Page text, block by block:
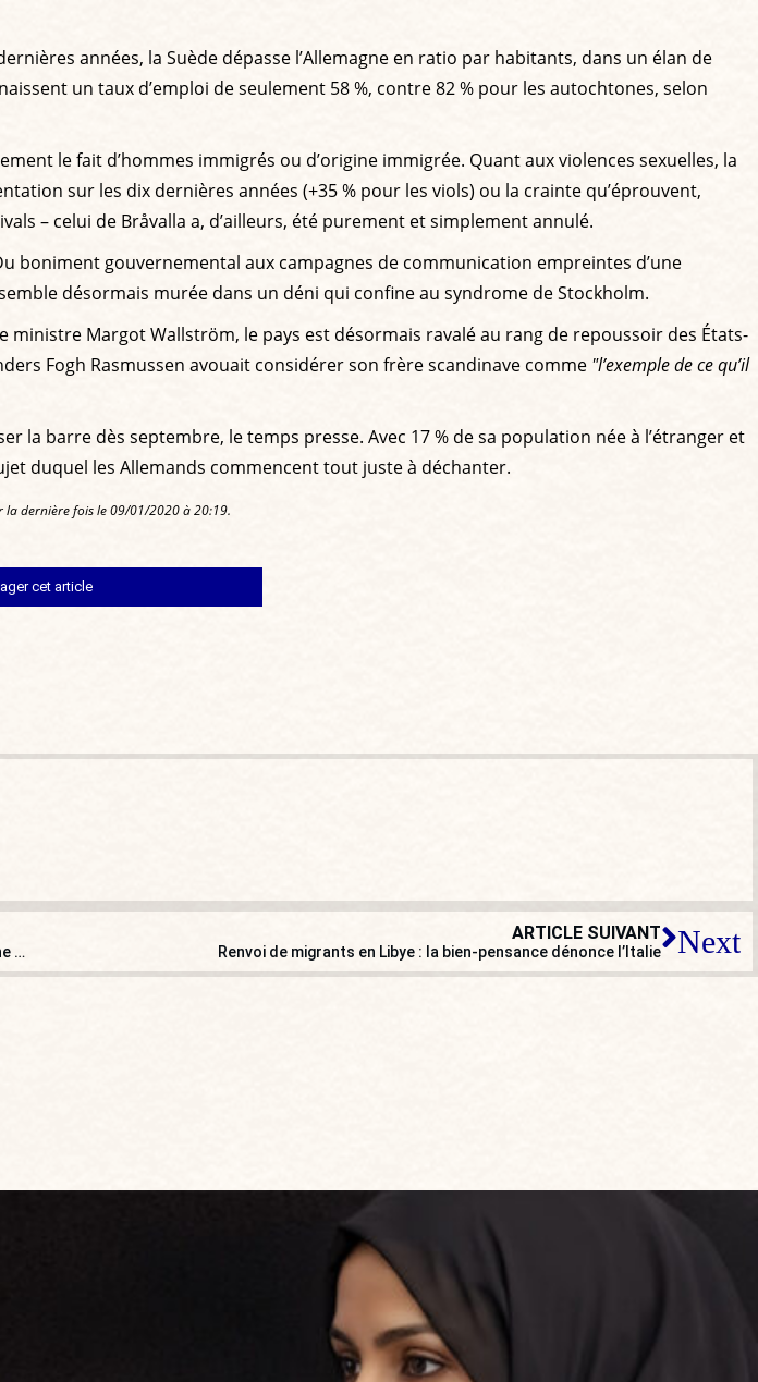
années, la Suède dépasse l’Allemagne en ratio par habitants, dans un élan de
un taux d’emploi de seulement 58 %, contre 82 % pour les autochtones, selon
le fait d’hommes immigrés ou d’origine immigrée. Quant aux violences sexuelles, la
sur les dix dernières années (+35 % pour les viols) ou la crainte qu’éprouvent,
– celui de Bråvalla a, d’ailleurs, été purement et simplement annulé.
boniment gouvernemental aux campagnes de communication empreintes d’une
désormais murée dans un déni qui confine au syndrome de Stockholm.
ministre Margot Wallström, le pays est désormais ravalé au rang de repoussoir des États-
Fogh Rasmussen avouait considérer son frère scandinave comme "l’exemple de ce qu’il
la barre dès septembre, le temps presse. Avec 17 % de sa population née à l’étranger et
duquel les Allemands commencent tout juste à déchanter.
la dernière fois le 09/01/2020 à 20:19.
cet article
Trump aurait su que son fils allait rencontrer une lobbyiste russe pendant la campagne : et alors ?
ARTICLE SUIVANT
Renvoi de migrants en Libye : la bien-pensance dénonce l’Italie Next